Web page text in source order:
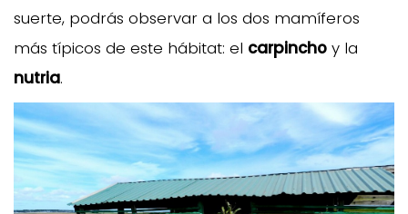
suerte, podrás observar a los dos mamíferos
más típicos de este hábitat: el carpincho y la
nutria.